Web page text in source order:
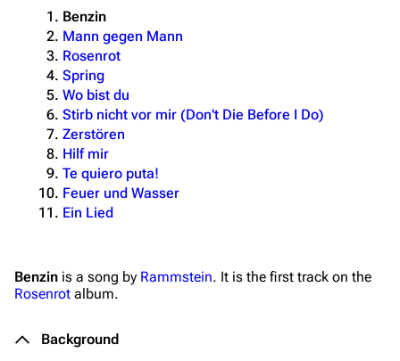
Benzin
Mann gegen Mann
Rosenrot
Spring
Wo bist du
Stirb nicht vor mir (Don't Die Before I Do)
Zerstören
Hilf mir
Te quiero puta!
Feuer und Wasser
Ein Lied
Benzin is a song by Rammstein. It is the first track on the
Rosenrot album.
Background